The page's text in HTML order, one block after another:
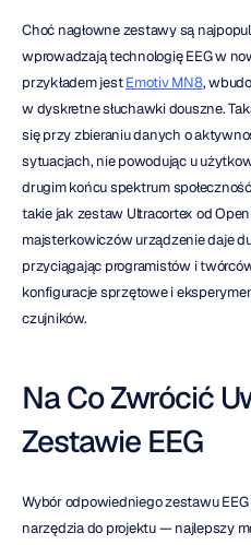
Choć nagłowne zestawy są
wprowadzają technologię EEG w
przykładem jest Emotiv MN8,
w dyskretne słuchawki douszne.
się przy zbieraniu danych o
sytuacjach, nie powodując u
drugim końcu spektrum
takie jak zestaw Ultracortex od
majsterkowiczów urządzenie daje
przyciągając programistów i
konfiguracje sprzętowe i
czujników.
Na Co Zwrócić
Zestawie EEG
Wybór odpowiedniego zestawu
narzędzia do projektu — najlepszy